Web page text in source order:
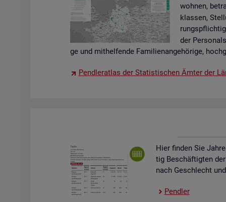
woh­nen,
klas­sen,
der
ge und mit­hel­fen­de Fa­mi­li­en­an­ge­hö­ri­ge,
Pend­ler­at­las der Sta­tis­ti­schen Ämter der
Hier fin­den Sie
tig Be­schäf­tig­ten
nach Ge­schlecht
Pend­ler